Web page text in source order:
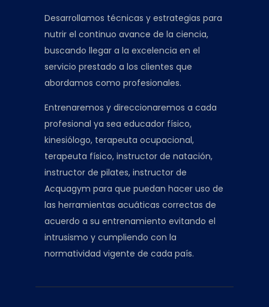
Desarrollamos técnicas y estrategias para
nutrir el continuo avance de la ciencia,
buscando llegar a la excelencia en el
servicio prestado a los clientes que
abordamos como profesionales.
Entrenaremos y direccionaremos a cada
profesional ya sea educador físico,
kinesiólogo, terapeuta ocupacional,
terapeuta físico, instructor de natación,
instructor de pilates, instructor de
Acquagym para que puedan hacer uso de
las herramientas acuáticas correctas de
acuerdo a su entrenamiento evitando el
intrusismo y cumpliendo con la
normatividad vigente de cada país.